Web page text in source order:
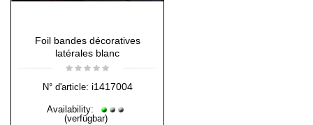
Foil bandes décoratives
latérales blanc
N° d'article: i1417004
Availability:
(verfügbar)